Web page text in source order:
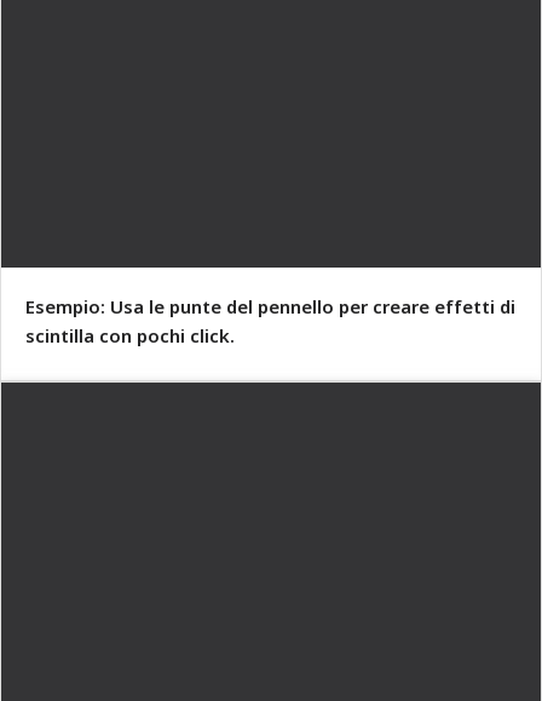
Esempio: Usa le punte del pennello per creare effetti di
scintilla con pochi click.